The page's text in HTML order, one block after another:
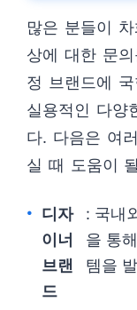
많은 분들이
상에 대한 문
정 브랜드에
실용적인 다양
다. 다음은 여
실 때 도움이
디자
이너
브랜
드
: 국내
을 통
템을